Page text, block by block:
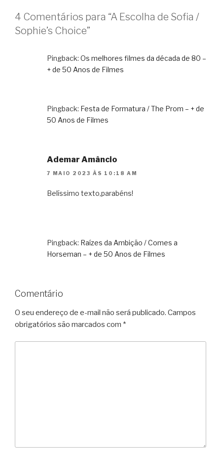
4 Comentários para “A Escolha de Sofia /
Sophie’s Choice”
Pingback: Os melhores filmes da década de 80 –
+ de 50 Anos de Filmes
Pingback: Festa de Formatura / The Prom – + de
50 Anos de Filmes
Ademar Amâncio
7 MAIO 2023 ÀS 10:18 AM
Belíssimo texto,parabéns!
Pingback: Raízes da Ambição / Comes a
Horseman – + de 50 Anos de Filmes
Comentário
O seu endereço de e-mail não será publicado. Campos
obrigatórios são marcados com *